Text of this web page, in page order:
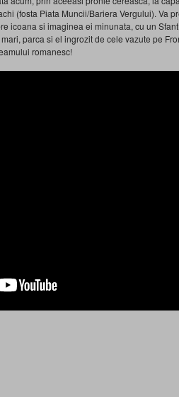
(fosta Piata Muncii/Bariera Vergului). Va
icoana si imaginea ei minunata, cu un
parca si el ingrozit de cele vazute pe
romanesc!